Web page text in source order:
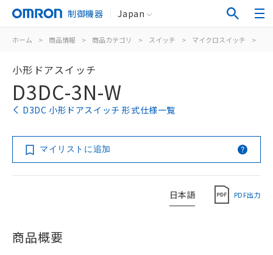
制御機器 Japan
ホーム > 商品情報 > 商品カテゴリ > スイッチ > マイクロスイッチ >
小形ドアスイッチ
D3DC-3N-W
D3DC 小形ドアスイッチ 形式仕様一覧
マイリストに追加
日本語 PDF出力
商品概要